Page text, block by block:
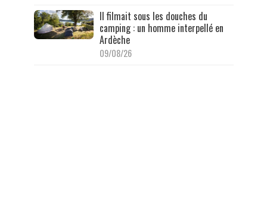
Il filmait sous les douches du
camping : un homme interpellé en
Ardèche
09/08/26